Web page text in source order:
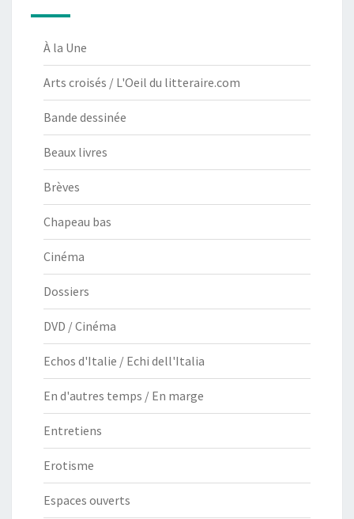
À la Une
Arts croisés / L'Oeil du litteraire.com
Bande dessinée
Beaux livres
Brèves
Chapeau bas
Cinéma
Dossiers
DVD / Cinéma
Echos d'Italie / Echi dell'Italia
En d'autres temps / En marge
Entretiens
Erotisme
Espaces ouverts